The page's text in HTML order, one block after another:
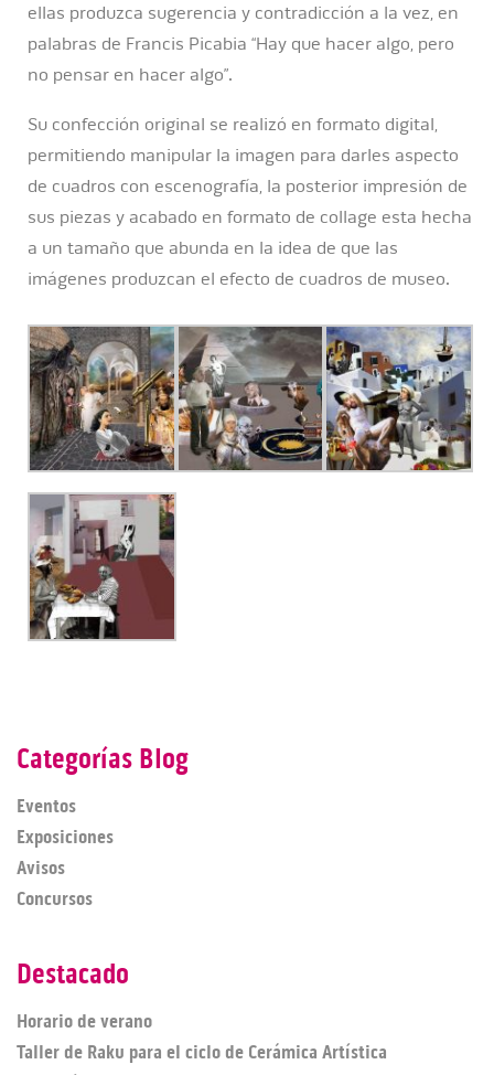
ellas produzca sugerencia y contradicción a la vez, en
palabras de Francis Picabia “Hay que hacer algo, pero
no pensar en hacer algo”.
Su confección original se realizó en formato digital,
permitiendo manipular la imagen para darles aspecto
de cuadros con escenografía, la posterior impresión de
sus piezas y acabado en formato de collage esta hecha
a un tamaño que abunda en la idea de que las
imágenes produzcan el efecto de cuadros de museo.
Categorías Blog
Eventos
Exposiciones
Avisos
Concursos
Destacado
Horario de verano
Taller de Raku para el ciclo de Cerámica Artística